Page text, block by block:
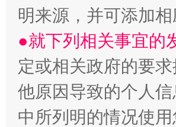
揭开“小金库”的免责幌子
明来源，并可添加相
●就下列相关事宜的
定或相关政府的要
他原因导致的个人信
中所列明的情况使